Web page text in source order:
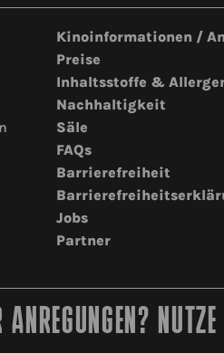
Kinoinformationen /
Preise
Inhaltsstoffe &
Nachhaltigkeit
Säle
FAQs
Barrierefreiheit
Jobs
Partner